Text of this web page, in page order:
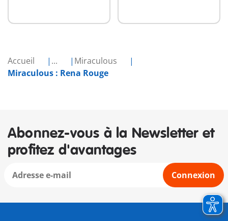
Accueil ...
Miraculous
Miraculous : Rena Rouge
Abonnez-vous à la Newsletter et
profitez d'avantages
Connexion